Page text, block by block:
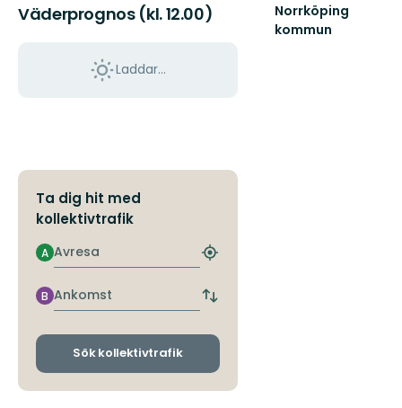
Väderprognos (kl. 12.00)
Laddar...
Ta dig hit med
kollektivtrafik
Avresa
A
Hitta
hållplats
Ankomst
B
Byt
och
Sök kollektivtrafik
Norrköping
kommun